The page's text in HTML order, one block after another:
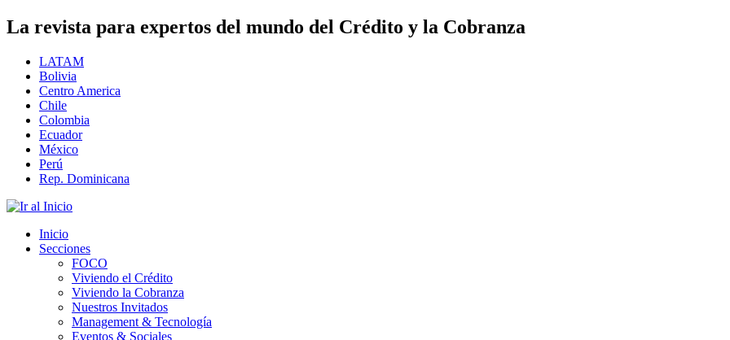
La revista para expertos del mundo del Crédito y la Cobranza
LATAM
Bolivia
Centro America
Chile
Colombia
Ecuador
México
Perú
Rep. Dominicana
Inicio
Secciones
FOCO
Viviendo el Crédito
Viviendo la Cobranza
Nuestros Invitados
Management & Tecnología
Eventos & Sociales